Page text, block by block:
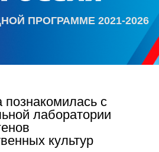
ПРОГРАММЕ 2021-2026
с
лаборатории
культур